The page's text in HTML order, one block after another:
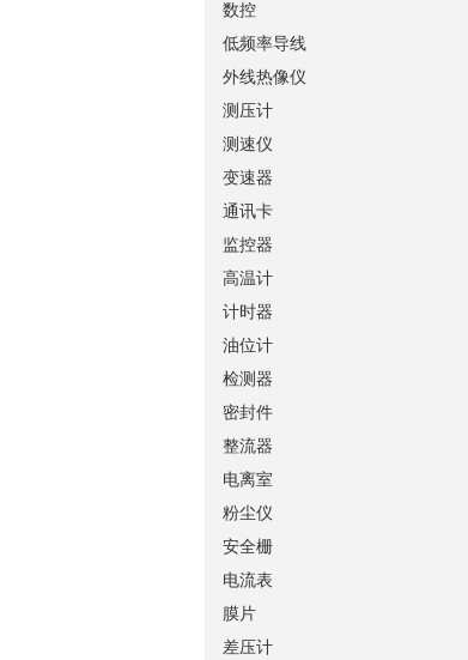
数控
低频率导线
外线热像仪
测压计
测速仪
变速器
通讯卡
监控器
高温计
计时器
油位计
检测器
密封件
整流器
电离室
粉尘仪
安全栅
电流表
膜片
差压计